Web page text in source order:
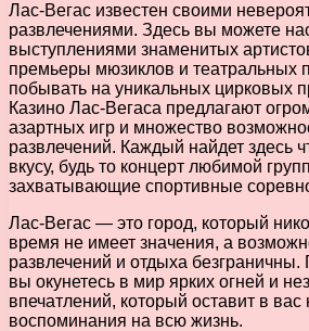
Лас-Вегас известен своими
развлечениями. Здесь вы можете
выступлениями знаменитых
премьеры мюзиклов и театральных
побывать на уникальных цирковых
Казино Лас-Вегаса предлагают
азартных игр и множество
развлечений. Каждый найдет здесь
вкусу, будь то концерт любимой
захватывающие спортивные
Лас-Вегас — это город, который
время не имеет значения, а
развлечений и отдыха безграничны.
вы окунетесь в мир ярких огней и
впечатлений, который оставит в
воспоминания на всю жизнь.